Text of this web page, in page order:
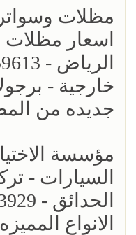
مظلات وسواتر
اسعار مظلات
خارجية -
جديده من
مؤسسة
السيارات -
الانواع